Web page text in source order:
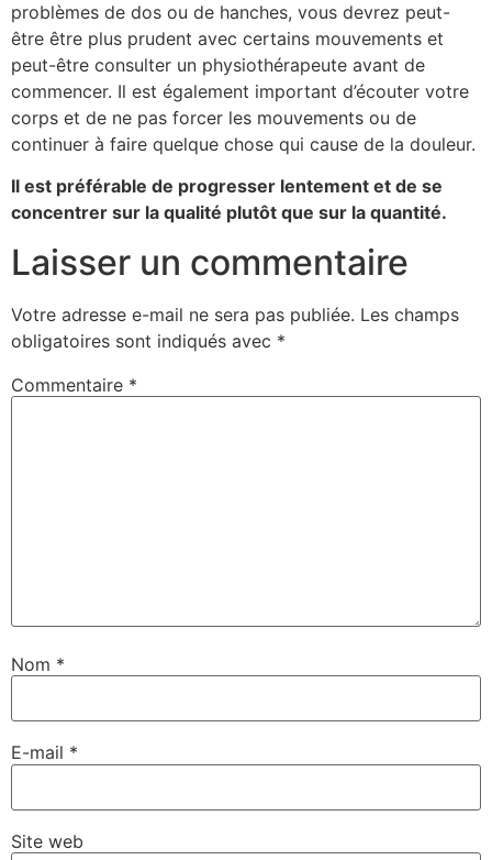
problèmes de dos ou de hanches, vous devrez peut-
être être plus prudent avec certains mouvements et
peut-être consulter un physiothérapeute avant de
commencer. Il est également important d’écouter votre
corps et de ne pas forcer les mouvements ou de
continuer à faire quelque chose qui cause de la douleur.
Il est préférable de progresser lentement et de se
concentrer sur la qualité plutôt que sur la quantité.
Laisser un commentaire
Votre adresse e-mail ne sera pas publiée. Les champs
obligatoires sont indiqués avec *
Commentaire *
Nom *
E-mail *
Site web